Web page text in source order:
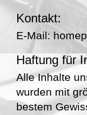
Kontakt:
E-Mail:
Haftung für
Alle Inhalte
wurden mit
bestem